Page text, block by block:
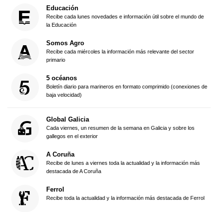
Educación
Recibe cada lunes novedades e información útil sobre el mundo de
la Educación
Somos Agro
Recibe cada miércoles la información más relevante del sector
primario
5 océanos
Boletín diario para marineros en formato comprimido (conexiones de
baja velocidad)
Global Galicia
Cada viernes, un resumen de la semana en Galicia y sobre los
gallegos en el exterior
A Coruña
Recibe de lunes a viernes toda la actualidad y la información más
destacada de A Coruña
Ferrol
Recibe toda la actualidad y la información más destacada de Ferrol